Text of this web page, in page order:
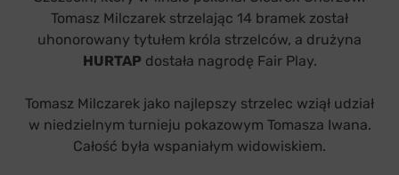
Tomasz Milczarek strzelając 14 bramek został
uhonorowany tytułem króla strzelców, a drużyna
HURTAP dostała nagrodę Fair Play.
Tomasz Milczarek jako najlepszy strzelec wziął udział
w niedzielnym turnieju pokazowym Tomasza Iwana.
Całość była wspaniałym widowiskiem.